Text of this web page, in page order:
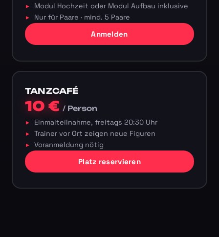
Modul Hochzeit oder Modul Aufbau inklusive
Nur für Paare · mind. 5 Paare
Anmelden
TANZCAFÉ
10 €/ Person
Einmalteilnahme, freitags 20:30 Uhr
Trainer vor Ort zeigen neue Figuren
Voranmeldung nötig
Platz reservieren